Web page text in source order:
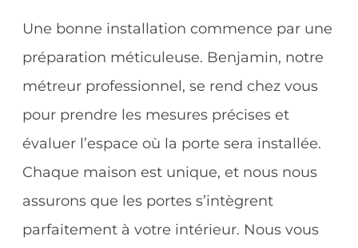
Une bonne installation commence par une
préparation méticuleuse. Benjamin, notre
métreur professionnel, se rend chez vous
pour prendre les mesures précises et
évaluer l’espace où la porte sera installée.
Chaque maison est unique, et nous nous
assurons que les portes s’intègrent
parfaitement à votre intérieur. Nous vous